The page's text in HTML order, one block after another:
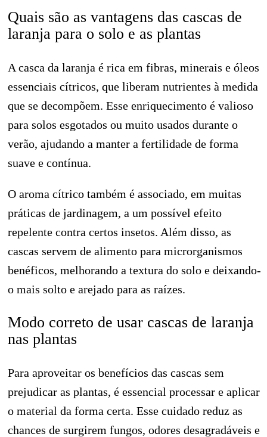
Quais são as vantagens das cascas de
laranja para o solo e as plantas
A casca da laranja é rica em fibras, minerais e óleos
essenciais cítricos, que liberam nutrientes à medida
que se decompõem. Esse enriquecimento é valioso
para solos esgotados ou muito usados durante o
verão, ajudando a manter a fertilidade de forma
suave e contínua.
O aroma cítrico também é associado, em muitas
práticas de jardinagem, a um possível efeito
repelente contra certos insetos. Além disso, as
cascas servem de alimento para microrganismos
benéficos, melhorando a textura do solo e deixando-
o mais solto e arejado para as raízes.
Modo correto de usar cascas de laranja
nas plantas
Para aproveitar os benefícios das cascas sem
prejudicar as plantas, é essencial processar e aplicar
o material da forma certa. Esse cuidado reduz as
chances de surgirem fungos, odores desagradáveis e